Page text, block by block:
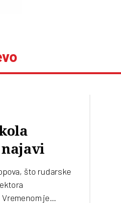
najavi
što rudarske
je